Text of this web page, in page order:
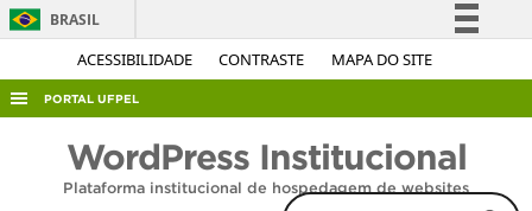
ACESSIBILIDADE CONTRASTE MAPA DO SITE
BRASIL
Simplifique!
Acesso à informação
Legislação
PORTAL UFPEL
AUDITORIA
WordPress Institucional
Plataforma institucional de hospedagem de websites